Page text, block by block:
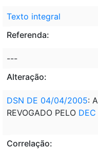
Texto integral
Referenda:
---
Alteração:
DSN DE 04/04/2005:
REVOGADO PELO
Correlação: